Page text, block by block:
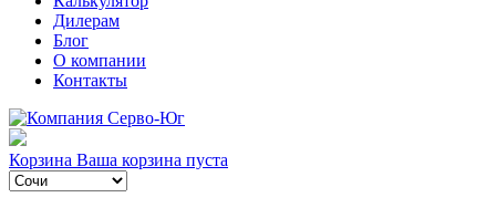
Дилерам
Блог
О компании
Контакты
Корзина Ваша корзина пуста